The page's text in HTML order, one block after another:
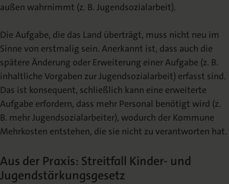
außen wahrnimmt (z. B. Jugendsozialarbeit).
Die Aufgabe, die das Land überträgt, muss nicht neu im
Sinne von erstmalig sein. Anerkannt ist, dass auch die
spätere Änderung oder Erweiterung einer Aufgabe (z. B.
inhaltliche Vorgaben zur Jugendsozialarbeit) erfasst sind.
Das ist konsequent, schließlich kann eine erweiterte
Aufgabe erfordern, dass mehr Personal benötigt wird (z.
B. mehr Jugendsozialarbeiter), wodurch der Kommune
Mehrkosten entstehen, die sie nicht zu verantworten hat.
Aus der Praxis: Streitfall Kinder- und
Jugendstärkungsgesetz